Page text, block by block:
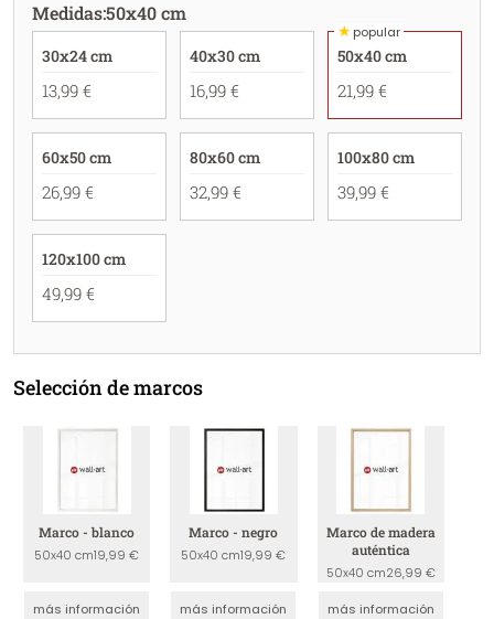
Medidas:50x40 cm
30x24 cm
13,99 €
40x30 cm
16,99 €
★popular
50x40 cm
21,99 €
60x50 cm
26,99 €
80x60 cm
32,99 €
100x80 cm
39,99 €
120x100 cm
49,99 €
Selección de marcos
Marco - blanco
50x40 cm19,99 €
más información
Marco - negro
50x40 cm19,99 €
más información
Marco de madera
auténtica
50x40 cm26,99 €
más información